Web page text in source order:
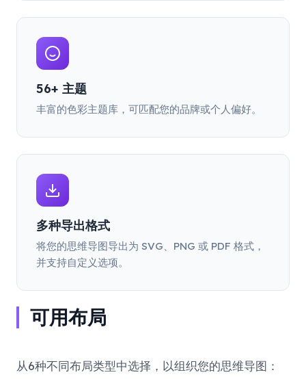
56+ 主题
丰富的色彩主题库，可匹配您的品牌或个人偏好。
多种导出格式
将您的思维导图导出为 SVG、PNG 或 PDF 格式，
并支持自定义选项。
可用布局
从6种不同布局类型中选择，以组织您的思维导图：